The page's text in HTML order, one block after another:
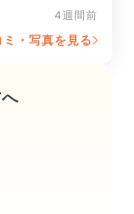
本か
4週間前
・写真を見る